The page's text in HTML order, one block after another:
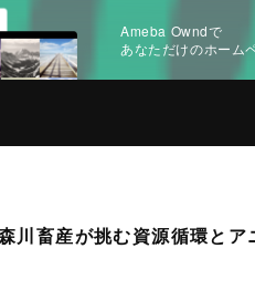
Ameba Owndで
あなただけのホーム
川畜産が挑む資源循環と